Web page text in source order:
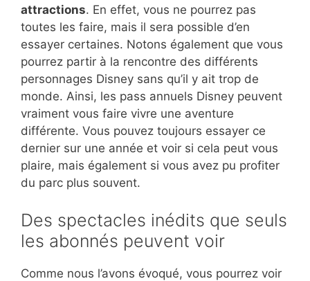
attractions. En effet, vous ne pourrez pas
toutes les faire, mais il sera possible d’en
essayer certaines. Notons également que vous
pourrez partir à la rencontre des différents
personnages Disney sans qu’il y ait trop de
monde. Ainsi, les pass annuels Disney peuvent
vraiment vous faire vivre une aventure
différente. Vous pouvez toujours essayer ce
dernier sur une année et voir si cela peut vous
plaire, mais également si vous avez pu profiter
du parc plus souvent.
Des spectacles inédits que seuls
les abonnés peuvent voir
Comme nous l’avons évoqué, vous pourrez voir